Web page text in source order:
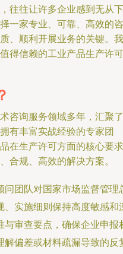
往往让许多企业感到无从下
一家专业、可靠、高效的咨
、顺利开展业务的关键。我
得信赖的工业产品生产许可
咨询服务领域多年，汇聚了
有丰富实战经验的专家团
在生产许可方面的核心要求
合规、高效的解决方案。
问团队对国家市场监督管理
、实施细则保持高度敏感和
与审查要点，确保企业申报
解偏差或材料疏漏导致的反